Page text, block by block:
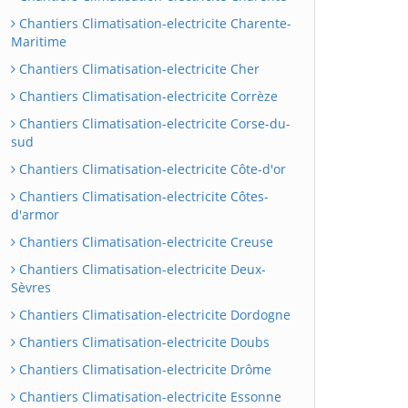
Chantiers Climatisation-electricite Charente-
Maritime
Chantiers Climatisation-electricite Cher
Chantiers Climatisation-electricite Corrèze
Chantiers Climatisation-electricite Corse-du-
sud
Chantiers Climatisation-electricite Côte-d'or
Chantiers Climatisation-electricite Côtes-
d'armor
Chantiers Climatisation-electricite Creuse
Chantiers Climatisation-electricite Deux-
Sèvres
Chantiers Climatisation-electricite Dordogne
Chantiers Climatisation-electricite Doubs
Chantiers Climatisation-electricite Drôme
Chantiers Climatisation-electricite Essonne